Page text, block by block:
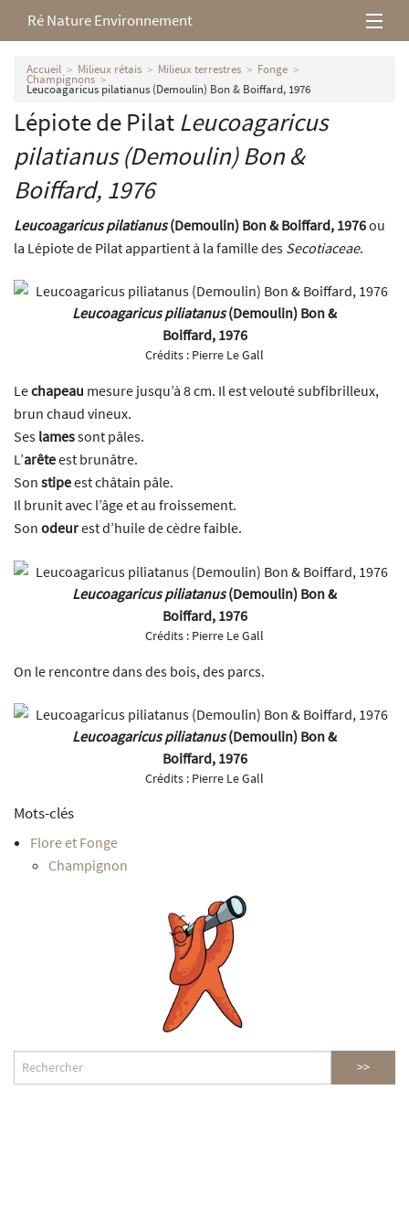
Ré Nature Environnement
L’association
Milieux rétais
Nos parutions
Accueil Milieux rétais Milieux terrestres Fonge
Champignons
Leucoagaricus pilatianus (Demoulin) Bon & Boiffard, 1976
Lépiote de Pilat Leucoagaricus
pilatianus(Demoulin) Bon &
Boiffard, 1976
Leucoagaricus pilatianus(Demoulin) Bon & Boiffard, 1976ou
la Lépiote de Pilat appartient à la famille des Secotiaceae.
Leucoagaricus piliatanus(Demoulin) Bon &
Boiffard, 1976
Crédits : Pierre Le Gall
Lechapeau mesure jusqu’à 8 cm. Il est velouté subfibrilleux,
brun chaud vineux.
Ses lamessont pâles.
L’arêteest brunâtre.
Son stipeest châtain pâle.
Il brunit avec l’âge et au froissement.
Son odeurest d’huile de cèdre faible.
Leucoagaricus piliatanus(Demoulin) Bon &
Boiffard, 1976
Crédits : Pierre Le Gall
On le rencontre dans des bois, des parcs.
Leucoagaricus piliatanus(Demoulin) Bon &
Boiffard, 1976
Crédits : Pierre Le Gall
Mots-clés
Flore et Fonge
Champignon